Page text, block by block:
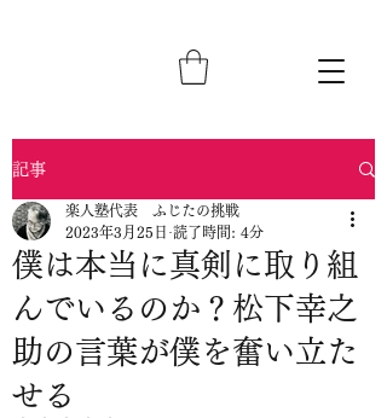
記事
僕は本当に真剣に取り組
んでいるのか？松下幸之
助の言葉が僕を奮い立た
せる
楽人塾代表 ふじたの挑戦
2023年3月25日 読了時間: 4分